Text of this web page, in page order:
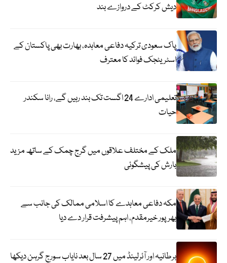
دیش کرکٹ کے دروازے بند
پاک سعودی ترکیہ دفاعی معاہدہ، بھارت بھی پاکستان کے
اسٹریٹجک فوائد کا معترف
تعلیمی ادارے 24 اگست تک بند رہیں گے، رانا سکندر
حیات
ملک کے مختلف علاقوں میں گرج چمک کے ساتھ مزید
بارش کی پیشگوئی
مکہ دفاعی معاہدے کا اسلامی ممالک کی جانب سے
بھرپور خیرمقدم، اہم پیشرفت قرار دے دیا
برطانیہ اور آئرلینڈ میں 27 سال بعد نایاب سورج گرہن دیکھا